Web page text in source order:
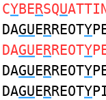
CYBERSQU
DAGUERREOTY
DAGUERREOTY
DAGUERREOTY
DAGUERREOTY